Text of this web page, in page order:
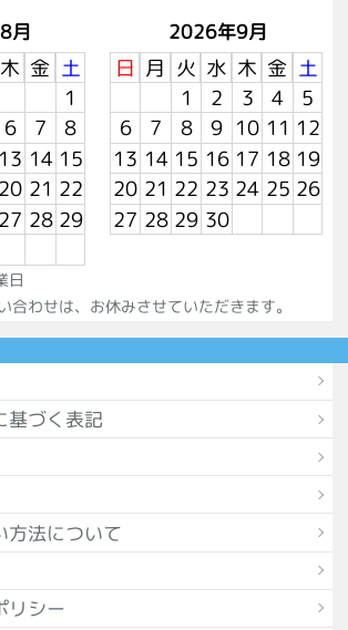
月
木 金 土
1
6 7
8
13 14 15
20 21 22
27 28 29
2026年9月
日 月 火 水 木 金 土
1
2 3 4
5
6
7 8 9 10 11 12
13 14 15 16 17 18 19
20 21 22 23 24 25 26
27 28 29 30
日
わせは、お休みさせていただきます。
基づく表記
方法について
リシー